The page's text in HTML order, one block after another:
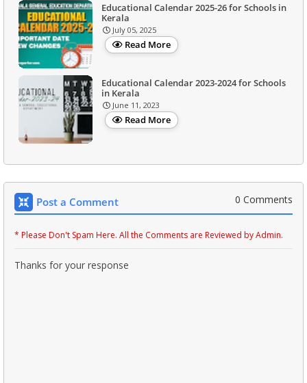
Educational Calendar 2025-26 for Schools in
Kerala
July 05, 2025
Read More
Educational Calendar 2023-2024 for Schools
in Kerala
June 11, 2023
Read More
Post a Comment 0 Comments
* Please Don't Spam Here. All the Comments are Reviewed by Admin.
Thanks for your response